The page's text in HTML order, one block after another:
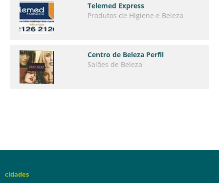
Telemed Express
Produtos de Higiene e Beleza
Centro de Beleza Perfil
Salões de Beleza
cidades